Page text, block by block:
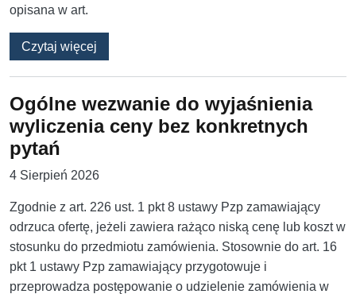
opisana w art.
Czytaj więcej
Ogólne wezwanie do wyjaśnienia
wyliczenia ceny bez konkretnych
pytań
4 Sierpień 2026
Zgodnie z art. 226 ust. 1 pkt 8 ustawy Pzp zamawiający
odrzuca ofertę, jeżeli zawiera rażąco niską cenę lub koszt w
stosunku do przedmiotu zamówienia. Stosownie do art. 16
pkt 1 ustawy Pzp zamawiający przygotowuje i
przeprowadza postępowanie o udzielenie zamówienia w